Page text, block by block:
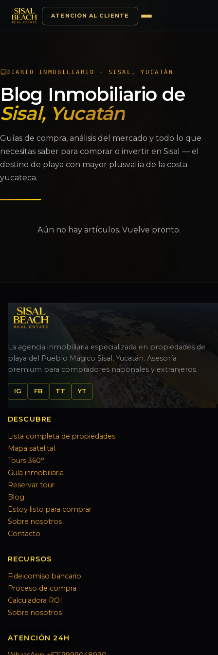
ATENCIÓN AL CLIENTE
DIARIO INMOBILIARIO · SISAL, YUCATÁN
Blog Inmobiliario de
Sisal, Yucatán
Guías de compra, análisis del mercado y todo lo que
necesitas saber para comprar o invertir en Sisal — el
destino de playa con mayor plusvalía de la costa
yucateca.
Aún no hay artículos. Vuelve pronto.
La agencia inmobiliaria especializada en propiedades de
playa del Pueblo Mágico Sisal, Yucatán. Asesoría
premium para compradores nacionales y extranjeros.
IG FB TT YT
DESCUBRE
Lista completa de propiedades
Mapa satelital
Tours 360°
Guía inmobiliaria
Reservar tour
Blog
Estoy listo para comprar
Sobre nosotros
Contacto
RECURSOS
Fideicomiso bancario
Proceso de compra
Calculadora ROI
Sobre nosotros
ATENCIÓN 24H